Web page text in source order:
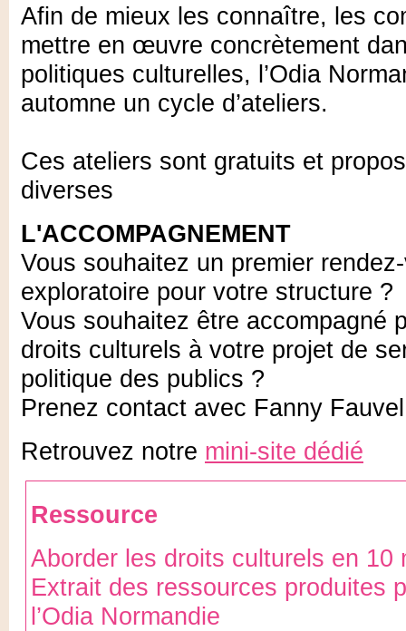
Afin de mieux les connaître, les
mettre en œuvre concrètement
politiques culturelles, l’Odia
automne un cycle d’ateliers.
Ces ateliers sont gratuits et
diverses
L'ACCOMPAGNEMENT
Vous souhaitez un premier
exploratoire pour votre structure ?
Vous souhaitez être accompagné
droits culturels à votre projet de
politique des publics ?
Prenez contact avec Fanny
Retrouvez notre mini-site dédié
Ressource
Aborder les droits culturels en 10
Extrait des ressources produites
l’Odia Normandie